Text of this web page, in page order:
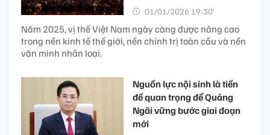
01/01/2026 19:30’
Năm 2025, vị thế Việt Nam ngày càng được nâng cao
trong nền kinh tế thế giới, nền chính trị toàn cầu và nền
văn minh nhân loại.
Nguồn lực nội sinh là tiền
đề quan trọng để Quảng
Ngãi vững bước giai đoạn
mới